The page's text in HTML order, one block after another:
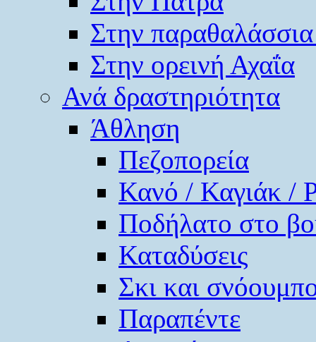
Στην
Στην ορεινή Αχαΐα
Ανά δραστηριότητα
Άθληση
Πεζοπορεία
Κανό / Καγιάκ /
Ποδήλατο στο
Καταδύσεις
Σκι και
Παραπέντε